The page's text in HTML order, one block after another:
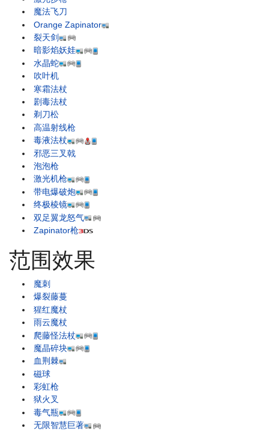
魔法飞刀
Orange Zapinator
裂天剑
暗影焰妖娃
水晶蛇
吹叶机
寒霜法杖
剧毒法杖
剃刀松
高温射线枪
毒液法杖
邪恶三叉戟
泡泡枪
激光机枪
带电爆破炮
终极棱镜
双足翼龙怒气
Zapinator枪
范围效果
魔刺
爆裂藤蔓
猩红魔杖
雨云魔杖
爬藤怪法杖
魔晶碎块
血荆棘
磁球
彩虹枪
狱火叉
毒气瓶
无限智慧巨著